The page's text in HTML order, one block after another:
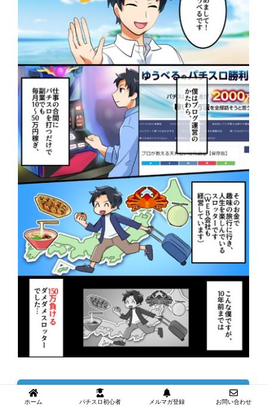
漫画の続きはこちら
ホーム パチスロ初心者 メルマガ登録 お問い合わせ